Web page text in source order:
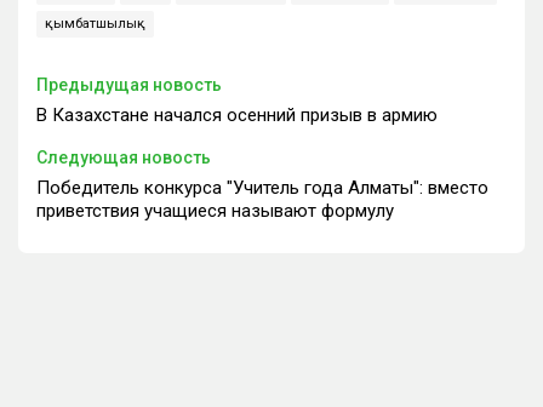
қымбатшылық
Предыдущая новость
В Казахстане начался осенний призыв в армию
Следующая новость
Победитель конкурса "Учитель года Алматы": вместо
приветствия учащиеся называют формулу